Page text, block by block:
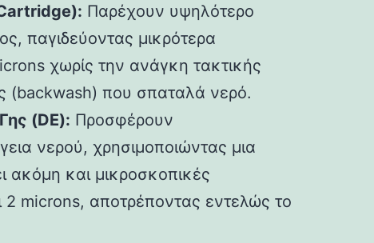
Παρέχουν υψηλότερο
παγιδεύοντας μικρότερα
χωρίς την ανάγκη τακτικής
(backwash) που σπαταλά νερό.
(DE): Προσφέρουν
νερού, χρησιμοποιώντας μια
ακόμη και μικροσκοπικές
2 microns, αποτρέποντας εντελώς το